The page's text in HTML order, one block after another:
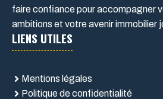
faire confiance pour accompagner
ambitions et votre avenir immobilier
LIENS UTILES
Mentions légales
Politique de confidentialité